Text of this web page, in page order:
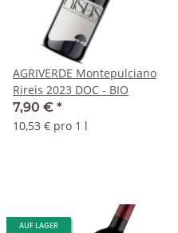
AGRIVERDE Montepulciano
Rireis 2023 DOC - BIO
7,90 € *
10,53 € pro 1 l
AUF LAGER